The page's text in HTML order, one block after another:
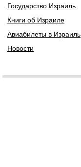
Государство Израиль
Книги об Израиле
Авиабилеты в Израиль
Новости